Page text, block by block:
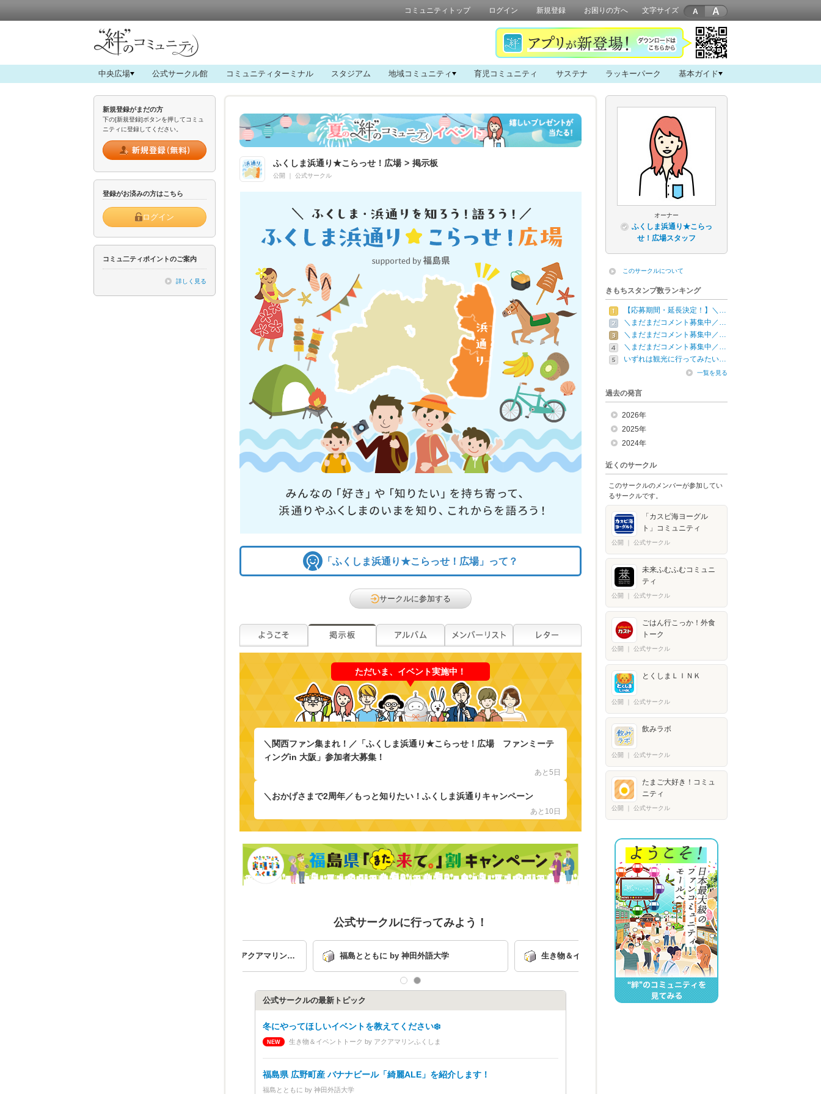
コミュニティトップ ログイン 新規登録 お困りの方へ 文字サイズ A
中央広場 公式サークル館 コミュニティターミナル スタジアム 地域コミュニティ 育児コミュニティ サステナ ラッキーパーク 基本ガイド
新規登録がまだの方
下の[新規登録]ボタンを押してコミュ
ニティに登録してください。
登録がお済みの方はこちら
ログイン
コミュ二ティポイントのご案内
詳しく見る
ふくしま浜通り★こらっせ！広場 > 掲示板
公開 公式サークル
「ふくしま浜通り★こらっせ！広場」って？
サークルに参加する
ただいま、イベント実施中！
＼関西ファン集まれ！／「ふくしま浜通り★こらっせ！広場 ファンミーテ
ィングin 大阪」参加者大募集！
あと5日
＼おかげさまで2周年／もっと知りたい！ふくしま浜通りキャンペーン
あと10日
公式サークルに行ってみよう！
福島とともに by 神田外語大学
生き物＆イベントトーク by アクアマリンふ
福島とともに by 神田外語大学
公式サークルの最新トピック
冬にやってほしいイベントを教えてください❄️
生き物＆イベントトーク by アクアマリンふくしま
福島県 広野町産 バナナビール「綺麗ALE」を紹介します！
福島とともに by 神田外語大学
オーナー
ふくしま浜通り★こらっ
せ！広場スタッフ
このサークルについて
きもちスタンプ数ランキング
【応募期間・延長決定！】＼…
＼まだまだコメント募集中／…
＼まだまだコメント募集中／…
＼まだまだコメント募集中／…
いずれは観光に行ってみたい…
一覧を見る
過去の発言
2026年
2025年
2024年
近くのサークル
このサークルのメンバーが参加してい
るサークルです。
「カスピ海ヨーグル
ト」コミュニティ
公開 公式サークル
未来ふむふむコミュニ
ティ
公開 公式サークル
ごはん行こっか！外食
トーク
公開 公式サークル
とくしまＬＩＮＫ
公開 公式サークル
飲みラボ
公開 公式サークル
たまご大好き！コミュ
ニティ
公開 公式サークル